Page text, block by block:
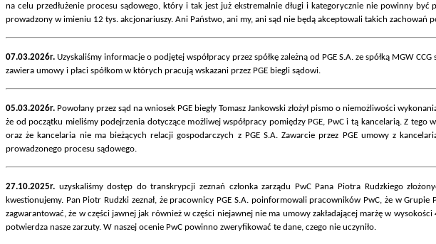
na celu przedłużenie procesu sądowego, który i tak jest już ekstremalnie długi i kategorycznie nie powinny być
prowadzony w imieniu 12 tys. akcjonariuszy. Ani Państwo, ani my, ani sąd nie będą akceptowali takich zachowań
07.03.2026r. Uzyskaliśmy informacje o podjętej współpracy przez spółkę zależną od PGE S.A. ze spółką MGW
zawiera umowy i płaci spółkom w których pracują wskazani przez PGE biegli sądowi.
05.03.2026r. Powołany przez sąd na wniosek PGE biegły Tomasz Jankowski złożył pismo o niemożliwości
że od początku mieliśmy podejrzenia dotyczące możliwej współpracy pomiędzy PGE, PwC i tą kancelarią. Z
oraz że kancelaria nie ma bieżących relacji gospodarczych z PGE S.A. Zawarcie przez PGE umowy z
prowadzonego procesu sądowego.
27.10.2025r. uzyskaliśmy dostęp do transkrypcji zeznań członka zarządu PwC Pana Piotra Rudzkiego
kwestionujemy. Pan Piotr Rudzki zeznał, że pracownicy PGE S.A. poinformowali pracowników PwC, że w
zagwarantować, że w części jawnej jak również w części niejawnej nie ma umowy zakładającej marżę w
potwierdza nasze zarzuty. W naszej ocenie PwC powinno zweryfikować te dane, czego nie uczyniło.